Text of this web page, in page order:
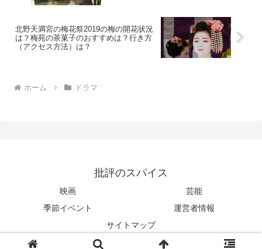
北野天満宮の梅花祭2019の梅の開花状況
は？梅苑の茶菓子のおすすめは？行き方
（アクセス方法）は？
ホーム ドラマ
批評のスパイス
映画
芸能
季節イベント
運営者情報
サイトマップ
© 2018 批評のスパイス.